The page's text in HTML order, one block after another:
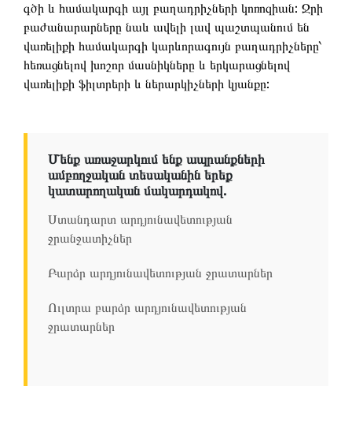
գծի և համակարգի այլ բաղադրիչների կոռոզիան: Ջրի
բաժանարարները նաև ավելի լավ պաշտպանում են
վառելիքի համակարգի կարևորագույն բաղադրիչները՝
հեռացնելով խոշոր մասնիկները և երկարացնելով
վառելիքի ֆիլտրերի և ներարկիչների կյանքը:
Մենք առաջարկում ենք ապրանքների
ամբողջական տեսականին երեք
կատարողական մակարդակով.
Ստանդարտ արդյունավետության
ջրանջատիչներ
Բարձր արդյունավետության ջրատարներ
Ուլտրա բարձր արդյունավետության
ջրատարներ